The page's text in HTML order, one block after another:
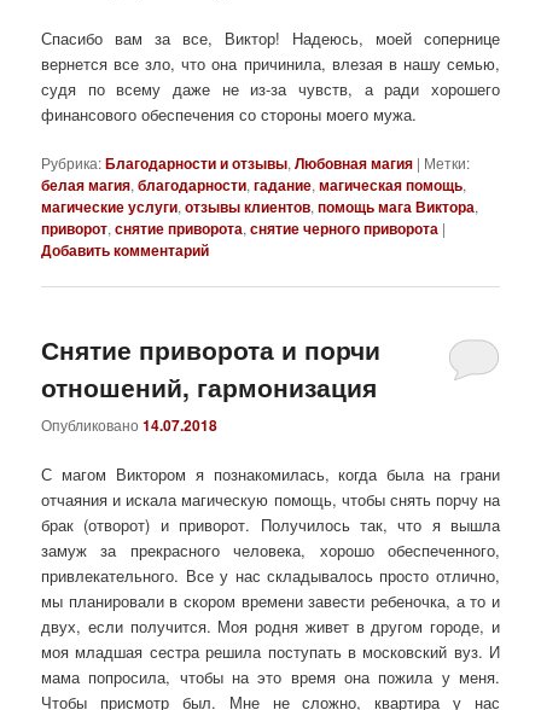
Спасибо вам за все, Виктор! Надеюсь, моей сопернице
вернется все зло, что она причинила, влезая в нашу семью,
судя по всему даже не из-за чувств, а ради хорошего
финансового обеспечения со стороны моего мужа.
Рубрика:Благодарности и отзывы,Любовная магия | Метки:
белая магия,благодарности,гадание,магическая помощь,
магические услуги,отзывы клиентов,помощь мага Виктора,
приворот,снятие приворота,снятие черного приворота |
Добавить комментарий
Снятие приворота и порчи
отношений, гармонизация
Опубликовано14.07.2018
С магом Виктором я познакомилась, когда была на грани
отчаяния и искала магическую помощь, чтобы снять порчу на
брак (отворот) и приворот. Получилось так, что я вышла
замуж за прекрасного человека, хорошо обеспеченного,
привлекательного. Все у нас складывалось просто отлично,
мы планировали в скором времени завести ребеночка, а то и
двух, если получится. Моя родня живет в другом городе, и
моя младшая сестра решила поступать в московский вуз. И
мама попросила, чтобы на это время она пожила у меня.
Чтобы присмотр был. Мне не сложно, квартира у нас